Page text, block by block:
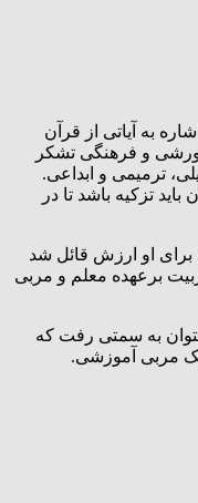
به آیاتی از قرآن
پرورشی و فرهنگی تشکر
تکمیلی، ترمیمی و ابداعی.
تزکیه باشد تا در
برای او ارزش قائل شد
برعهده معلم و مربی
بتوان به سمتی رفت که
مربی آموزشی.